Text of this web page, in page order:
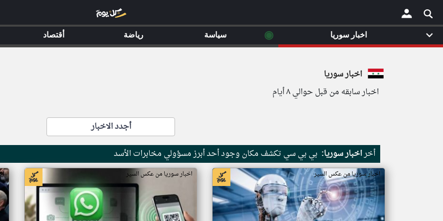
×
اخبار سوريا
اخبار سابقه من قبل حوالي ٨ أيام
أجدد الاخبار
أخراخبار سوريا: بي بي سي تكشف مكان وجود أحد أبرز مسؤولي مخابرات الأسد
اخبار سوريا من عكس السير اخبار سوريا من عكس السير
اخبار سوريا ◉ سياسة رياضة أقتصاد